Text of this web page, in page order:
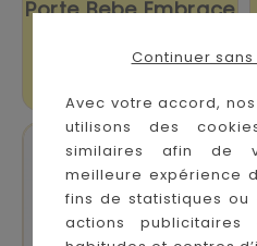
Continuer
Avec votre accord,
utilisons des
similaires afin de
meilleure expérience
fins de statistiques
actions
Porte Bebe Embrace
 En stock